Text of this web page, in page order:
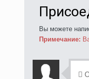
Вы можете
Примечание: